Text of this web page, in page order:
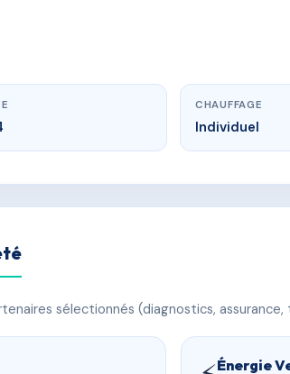
CHAUFFAGE
Individuel
sélectionnés (diagnostics, assurance,
Énergie